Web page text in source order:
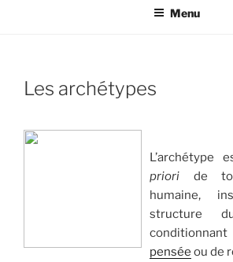
Menu
Les archétypes
L’archétype
priori de
humaine,
structure
pensée ou de